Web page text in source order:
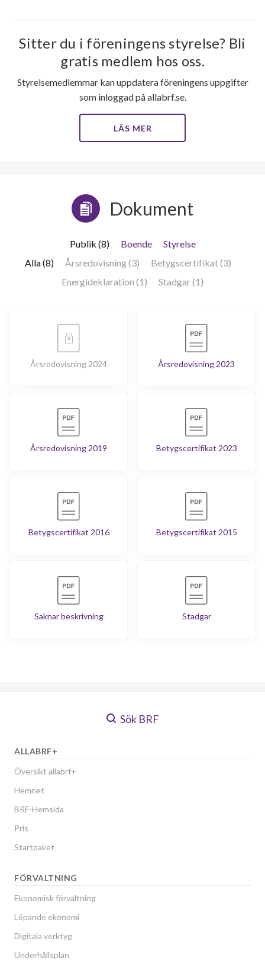
Sitter du i föreningens styrelse? Bli
gratis medlem hos oss.
Styrelsemedlemmar kan uppdatera föreningens uppgifter
som inloggad på allabrf.se.
LÄS MER
Dokument
Publik (8) Boende
Styrelse
Alla (8)
Årsredovisning (3)
Betygscertifikat (3)
Energideklaration (1)
Stadgar (1)
Årsredovisning 2024 Årsredovisning 2023
Årsredovisning 2019 Betygscertifikat 2023
Betygscertifikat 2016 Betygscertifikat 2015
Saknar beskrivning Stadgar
Sök BRF
ALLABRF+
Översikt allabrf+
Hemnet
BRF-Hemsida
Pris
Startpaket
FÖRVALTNING
Ekonomisk förvaltning
Löpande ekonomi
Digitala verktyg
Underhållsplan